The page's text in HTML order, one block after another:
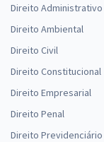
Direito Administrativo
Direito Ambiental
Direito Civil
Direito Constitucional
Direito Empresarial
Direito Penal
Direito Previdenciário